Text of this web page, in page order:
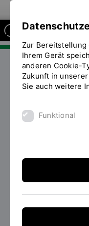
FAKULTÄT
Sie
sich
auf
Labore
Home | Team
Zur Bereitstellung
Ihrem Gerät
anderen Cookie-
Zukunft in
Sie auch weitere
Funktional